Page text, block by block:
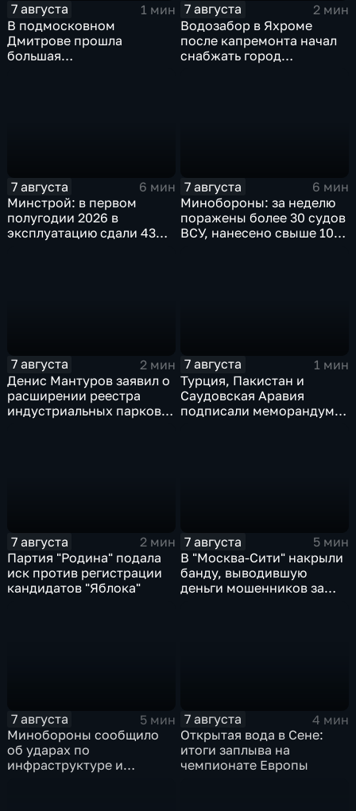
7 августа
1 мин
В подмосковном
Дмитрове прошла
большая
7 августа
2 мин
Водозабор в Яхроме
после капремонта начал
снабжать город
7 августа
6 мин
Минстрой: в первом
полугодии 2026 в
эксплуатацию сдали 43
7 августа
6 мин
Минобороны: за неделю
поражены более 30 судов
ВСУ, нанесено свыше 10
7 августа
2 мин
Денис Мантуров заявил о
расширении реестра
индустриальных парков в
7 августа
1 мин
Турция, Пакистан и
Саудовская Аравия
подписали меморандум о
7 августа
2 мин
Партия "Родина" подала
иск против регистрации
кандидатов "Яблока"
7 августа
5 мин
В "Москва‑Сити" накрыли
банду, выводившую
деньги мошенников за
7 августа
5 мин
Минобороны сообщило
об ударах по
инфраструктуре и
7 августа
4 мин
Открытая вода в Сене:
итоги заплыва на
чемпионате Европы